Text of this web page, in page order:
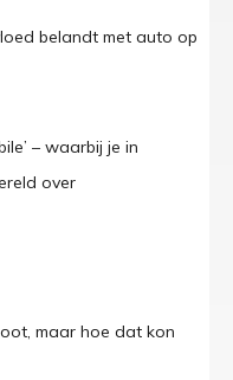
belandt met auto op
– waarbij je in
over
maar hoe dat kon